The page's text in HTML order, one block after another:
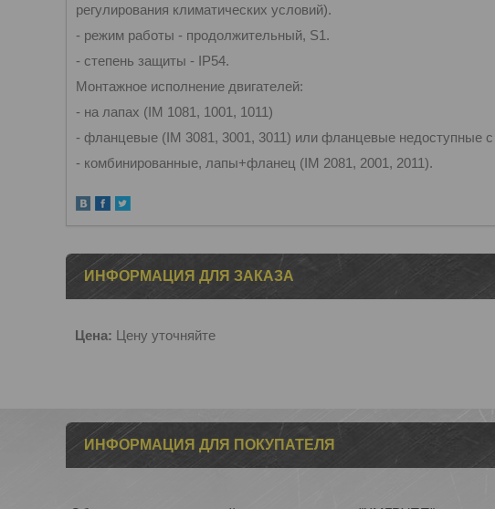
регулирования климатических условий).
- режим работы - продолжительный, S1.
- степень защиты - IP54.
Монтажное исполнение двигателей:
- на лапах (IM 1081, 1001, 1011)
- фланцевые (IM 3081, 3001, 3011) или фланцевые недоступные
- комбинированные, лапы+фланец (IM 2081, 2001, 2011).
ИНФОРМАЦИЯ ДЛЯ ЗАКАЗА
Цена: Цену уточняйте
ИНФОРМАЦИЯ ДЛЯ ПОКУПАТЕЛЯ